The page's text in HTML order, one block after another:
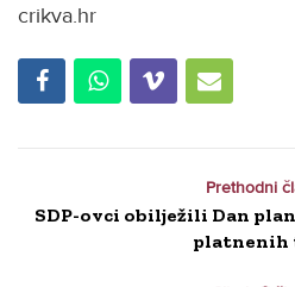
crikva.hr
Prethodni
SDP-ovci obilježili Dan
platnenih